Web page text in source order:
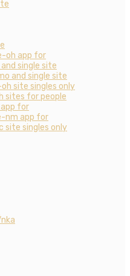
oh app for
single site
and single site
site singles only
sites for people
for
nm app for
site singles only